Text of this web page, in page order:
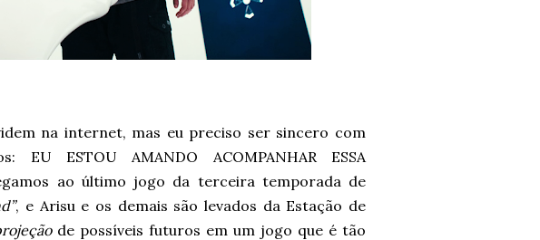
na internet, mas eu preciso ser sincero com
EU ESTOU AMANDO ACOMPANHAR ESSA
ao último jogo da terceira temporada de
, e Arisu e os demais são levados da Estação de
de possíveis futuros em um jogo que é tão